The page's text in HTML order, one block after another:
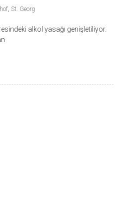
, St. Georg
alkol yasağı genişletiliyor.